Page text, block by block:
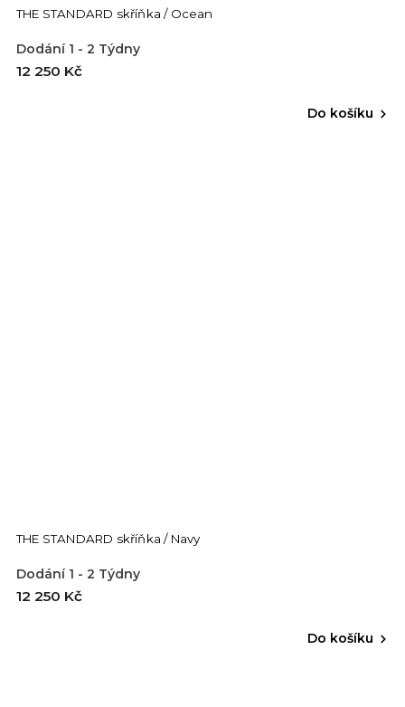
THE STANDARD skříňka / Ocean
Dodání 1 - 2 Týdny
12 250 Kč
Do košíku
THE STANDARD skříňka / Navy
Dodání 1 - 2 Týdny
12 250 Kč
Do košíku